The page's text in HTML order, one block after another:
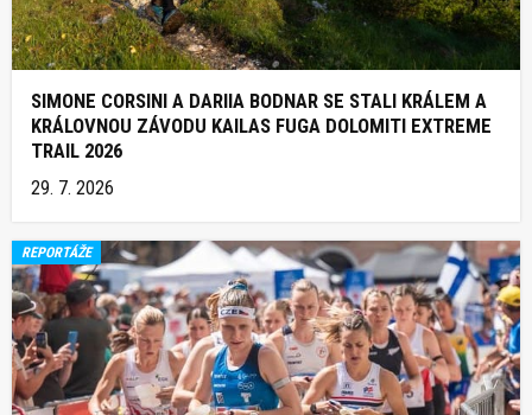
SIMONE CORSINI A DARIIA BODNAR SE STALI KRÁLEM A
KRÁLOVNOU ZÁVODU KAILAS FUGA DOLOMITI EXTREME
TRAIL 2026
29. 7. 2026
REPORTÁŽE